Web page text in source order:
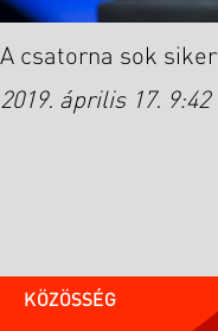
A csatorna sok
2019. április 17. 9:42
KÖZÖSSÉG